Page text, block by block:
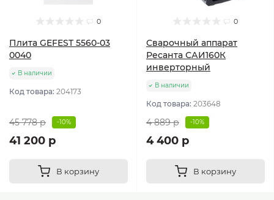
0
Плита GEFEST 5560-03
0040
В наличии
Код товара: 204173
45 778 р -10%
41 200 р
В корзину
0
Сварочный аппарат
Ресанта САИ160К
инверторный
В наличии
Код товара: 203648
4 889 р -10%
4 400 р
В корзину